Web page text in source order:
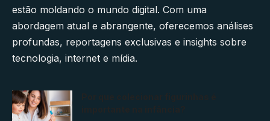
estão moldando o mundo digital. Com uma
abordagem atual e abrangente, oferecemos análises
profundas, reportagens exclusivas e insights sobre
tecnologia, internet e mídia.